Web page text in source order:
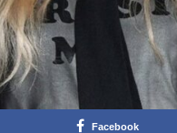
Facebook